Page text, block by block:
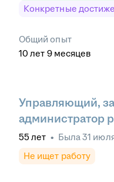
Конкретные
Общий опыт
10 лет 9 месяцев
Управляющий,
администратор
55 лет • Была31
Не ищет работу